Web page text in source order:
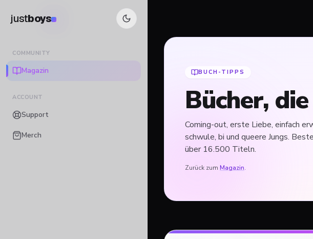
justboys
COMMUNITY
Magazin
ACCOUNT
Support
Merch
BUCH-TIPPS
Bücher,
Coming-out, erste Liebe, einfach
schwule, bi und queere Jungs.
über 16.500 Titeln.
Zurück zum Magazin.